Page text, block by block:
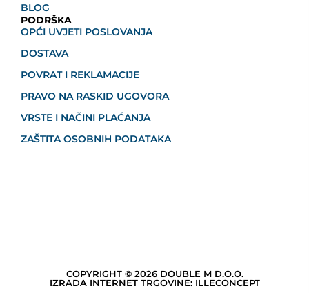
BLOG
PODRŠKA
OPĆI UVJETI POSLOVANJA
DOSTAVA
POVRAT I REKLAMACIJE
PRAVO NA RASKID UGOVORA
VRSTE I NAČINI PLAĆANJA
ZAŠTITA OSOBNIH PODATAKA
COPYRIGHT © 2026 DOUBLE M D.O.O.
IZRADA INTERNET TRGOVINE: ILLECONCEPT